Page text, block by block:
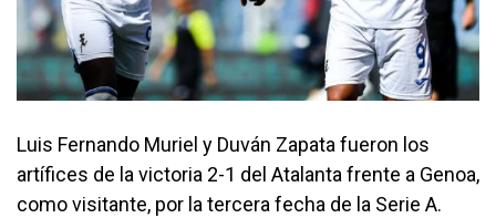
Luis Fernando Muriel y Duván Zapata fueron los
artífices de la victoria 2-1 del Atalanta frente a Genoa,
como visitante, por la tercera fecha de la Serie A.